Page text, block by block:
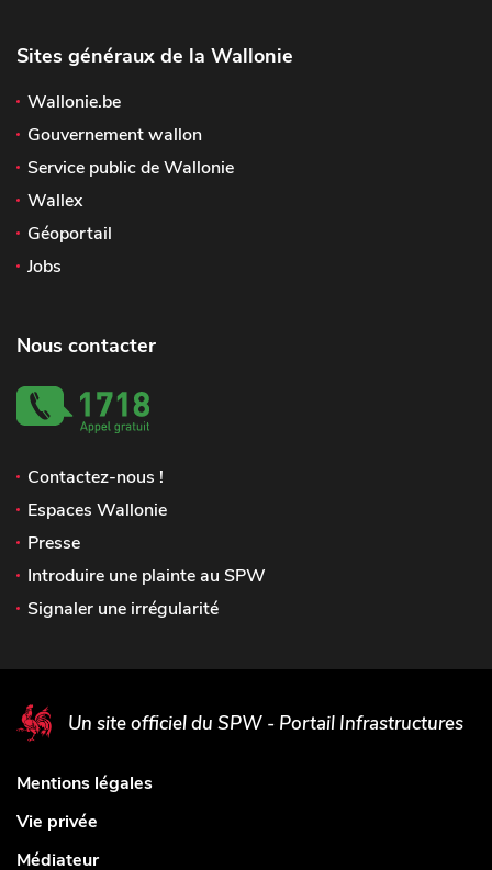
Sites généraux de la Wallonie
Wallonie.be
Gouvernement wallon
Service public de Wallonie
Wallex
Géoportail
Jobs
Nous contacter
Contactez-nous !
Espaces Wallonie
Presse
Introduire une plainte au SPW
Signaler une irrégularité
Un site officiel du SPW - Portail Infrastructures
Mentions légales
Vie privée
Médiateur